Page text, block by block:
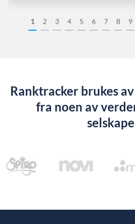
1 2 3 4 5 6 7 8 9
Ranktracker brukes
fra noen av